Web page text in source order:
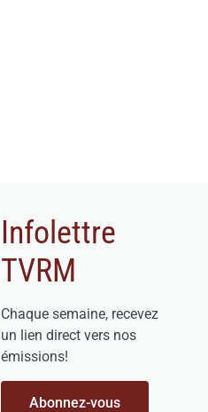
Infolettre
TVRM
Chaque semaine, recevez
un lien direct vers nos
émissions!
Abonnez-vous